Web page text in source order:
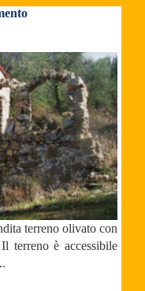
terreno olivato con
terreno è accessibile